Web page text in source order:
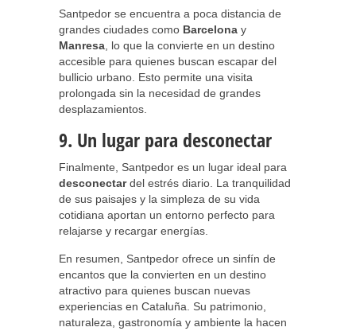
Santpedor se encuentra a poca distancia de
grandes ciudades como Barcelona y
Manresa , lo que la convierte en un destino
accesible para quienes buscan escapar del
bullicio urbano. Esto permite una visita
prolongada sin la necesidad de grandes
desplazamientos.
9. Un lugar para desconectar
Finalmente, Santpedor es un lugar ideal para
desconectardel estrés diario. La tranquilidad
de sus paisajes y la simpleza de su vida
cotidiana aportan un entorno perfecto para
relajarse y recargar energías.
En resumen, Santpedor ofrece un sinfín de
encantos que la convierten en un destino
atractivo para quienes buscan nuevas
experiencias en Cataluña. Su patrimonio,
naturaleza, gastronomía y ambiente la hacen